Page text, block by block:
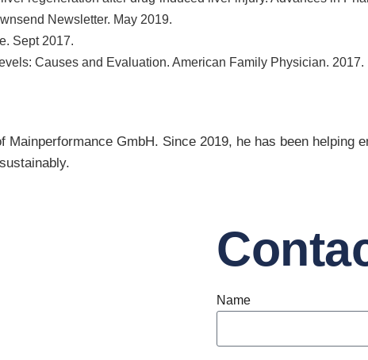
Newsletter. May 2019.
Sept 2017.
Causes and Evaluation. American Family Physician. 2017.
Mainperformance GmbH. Since 2019, he has been helping
Name